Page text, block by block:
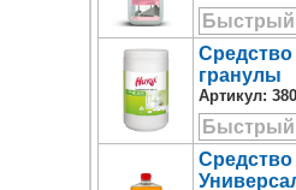
гранулы
Артикул: